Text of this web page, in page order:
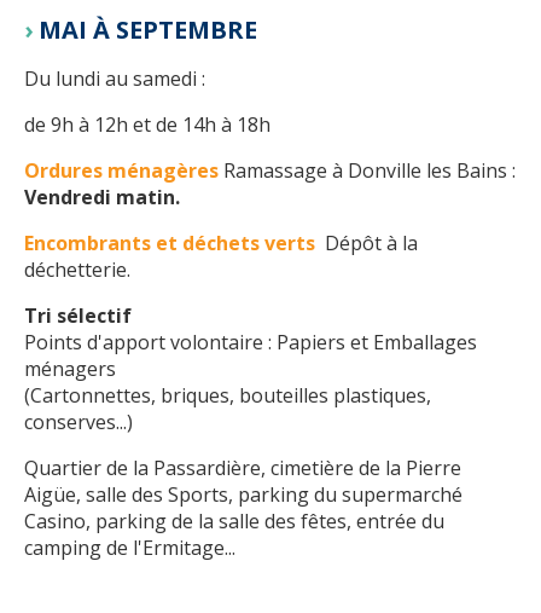
MAI À SEPTEMBRE
Du lundi au samedi :
de 9h à 12h et de 14h à 18h
Ordures ménagères Ramassage à Donville les Bains :
Vendredi matin.
Encombrants et déchets verts Dépôt à la
déchetterie.
Tri sélectif
Points d'apport volontaire : Papiers et Emballages
ménagers
(Cartonnettes, briques, bouteilles plastiques,
conserves...)
Quartier de la Passardière, cimetière de la Pierre
Aigüe, salle des Sports, parking du supermarché
Casino, parking de la salle des fêtes, entrée du
camping de l'Ermitage...